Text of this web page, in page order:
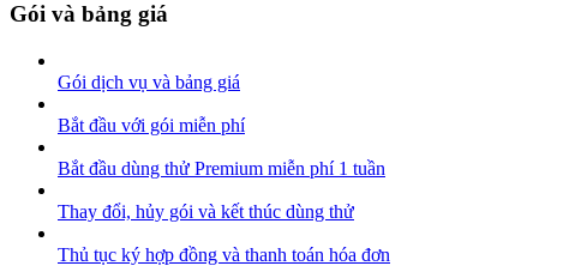
Gói và bảng giá
Gói dịch vụ và bảng giá
Bắt đầu với gói miễn phí
Bắt đầu dùng thử Premium miễn phí 1 tuần
Thay đổi, hủy gói và kết thúc dùng thử
Thủ tục ký hợp đồng và thanh toán hóa đơn